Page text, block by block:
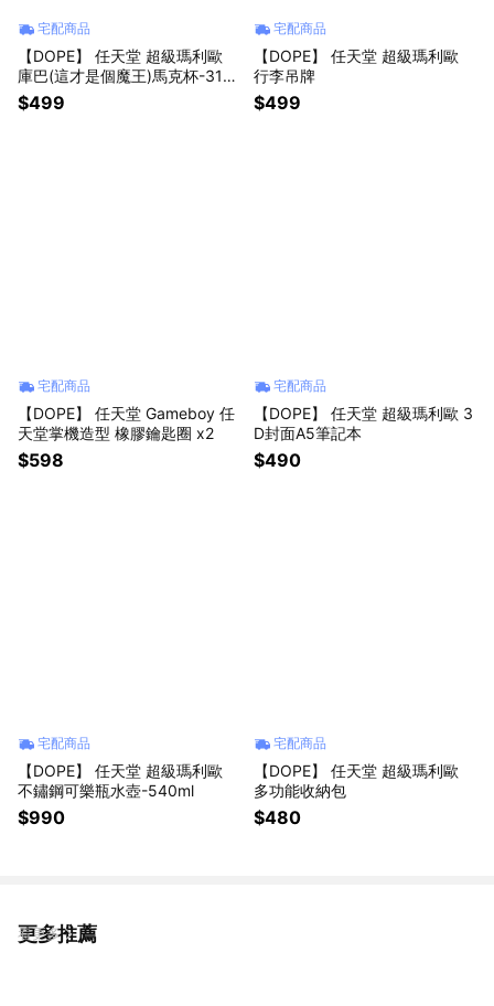
宅配商品
【DOPE】 任天堂 超級瑪利歐
庫巴(這才是個魔王)馬克杯-315
ml
$499
宅配商品
【DOPE】 任天堂 超級瑪利歐
行李吊牌
$499
宅配商品
【DOPE】 任天堂 Gameboy 任
天堂掌機造型 橡膠鑰匙圈 x2
$598
宅配商品
【DOPE】 任天堂 超級瑪利歐 3
D封面A5筆記本
$490
宅配商品
【DOPE】 任天堂 超級瑪利歐
不鏽鋼可樂瓶水壺-540ml
$990
宅配商品
【DOPE】 任天堂 超級瑪利歐
多功能收納包
$480
更多推薦
看更多